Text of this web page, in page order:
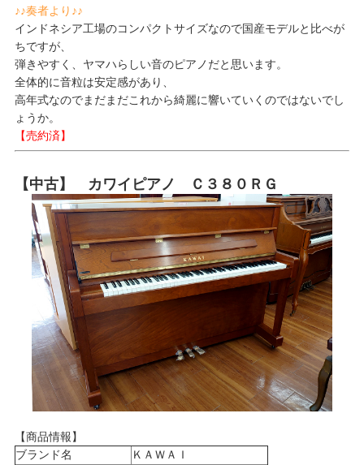
♪♪奏者より♪♪
インドネシア工場のコンパクトサイズなので国産モデルと比べが
ちですが、
弾きやすく、ヤマハらしい音のピアノだと思います。
全体的に音粒は安定感があり、
高年式なのでまだまだこれから綺麗に響いていくのではないでし
ょうか。
【売約済】
【中古】 カワイピアノ Ｃ３８０ＲＧ
【商品情報】
ブランド名
ＫＡＷＡＩ